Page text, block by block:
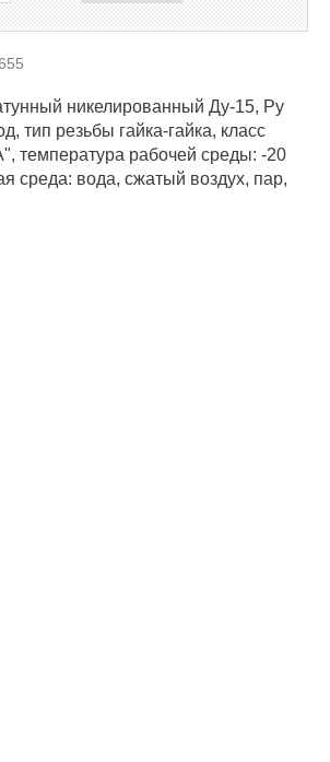
никелированный Ду-15, Ру
тип резьбы гайка-гайка, класс
температура рабочей среды: -20
среда: вода, сжатый воздух, пар,